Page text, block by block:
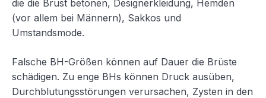
die die Brust betonen, Designerkleidung, Hemden
(vor allem bei Männern), Sakkos und
Umstandsmode.
Falsche BH-Größen können auf Dauer die Brüste
schädigen. Zu enge BHs können Druck ausüben,
Durchblutungsstörungen verursachen, Zysten in den